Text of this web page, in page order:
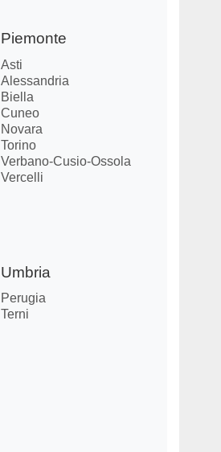
Piemonte
Asti
Alessandria
Biella
Cuneo
Novara
Torino
Verbano-Cusio-Ossola
Vercelli
Umbria
Perugia
Terni